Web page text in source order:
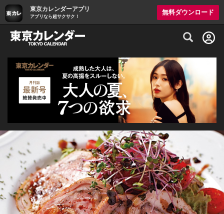
東京カレンダーアプリ
アプリなら超サクサク！
無料ダウンロード
グルメ情報・プレミアムレストラン予約